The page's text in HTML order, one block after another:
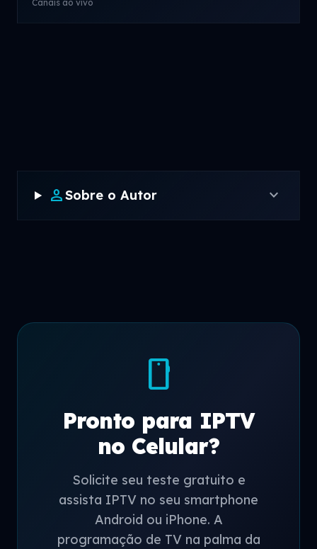
Canais ao vivo
personSobre o Autor expand_more
smartphone
Pronto para IPTV
no Celular?
Solicite seu teste gratuito e
assista IPTV no seu smartphone
Android ou iPhone. A
programação de TV na palma da